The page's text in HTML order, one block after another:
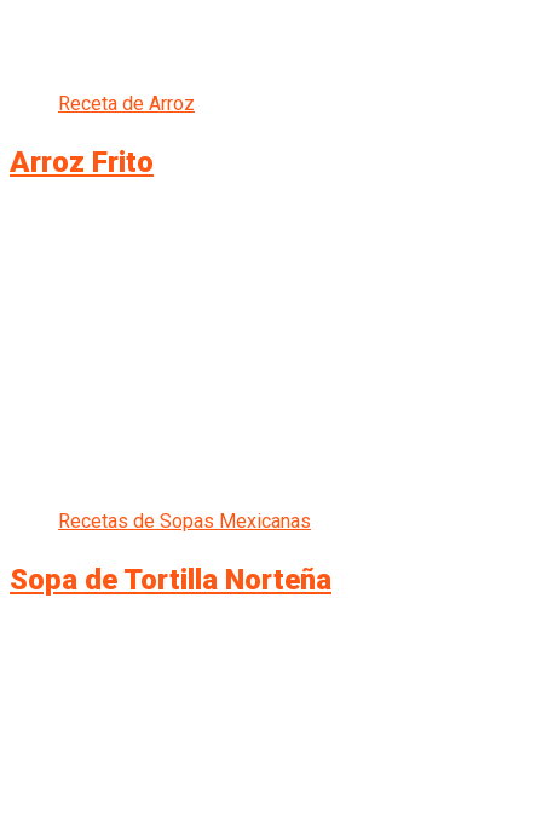
Receta de Arroz
Arroz Frito
Recetas de Sopas Mexicanas
Sopa de Tortilla Norteña